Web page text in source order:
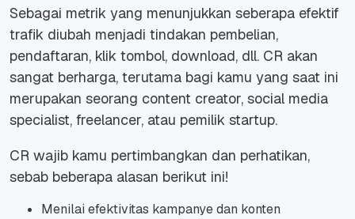
Sebagai metrik yang menunjukkan seberapa efektif
trafik diubah menjadi tindakan pembelian,
pendaftaran, klik tombol, download, dll. CR akan
sangat berharga, terutama bagi kamu yang saat ini
merupakan seorang content creator, social media
specialist, freelancer, atau pemilik startup.
CR wajib kamu pertimbangkan dan perhatikan,
sebab beberapa alasan berikut ini!
Menilai efektivitas kampanye dan konten